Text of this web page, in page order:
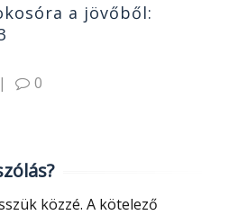
a jövőből:
| 0
közzé. A kötelező